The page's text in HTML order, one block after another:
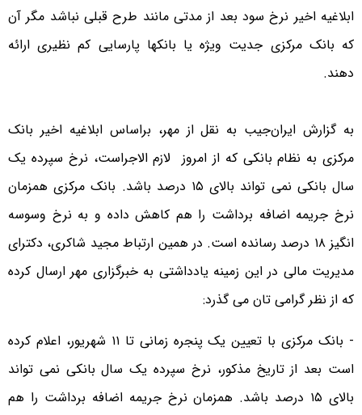
ابلاغیه اخیر نرخ سود بعد از مدتی مانند طرح قبلی نباشد مگر آن
که بانک مرکزی جدیت ویژه یا بانکها پارسایی کم نظیری ارائه
دهند.
به گزارش ایران‌جیب به نقل از مهر، براساس ابلاغیه اخیر بانک
مرکزی به نظام بانکی که از امروز لازم الاجراست، نرخ سپرده یک
سال بانکی نمی تواند بالای ۱۵ درصد باشد. بانک مرکزی همزمان
نرخ جریمه اضافه برداشت را هم کاهش داده و به نرخ وسوسه
انگیز ۱۸ درصد رسانده است. در همین ارتباط مجید شاکری، دکترای
مدیریت مالی در این زمینه یادداشتی به خبرگزاری مهر ارسال کرده
که از نظر گرامی تان می گذرد:
- بانک مرکزی با تعیین یک پنجره زمانی تا ۱۱ شهریور، اعلام کرده
است بعد از تاریخ مذکور، نرخ سپرده یک سال بانکی نمی تواند
بالای ۱۵ درصد باشد. همزمان نرخ جریمه اضافه برداشت را هم